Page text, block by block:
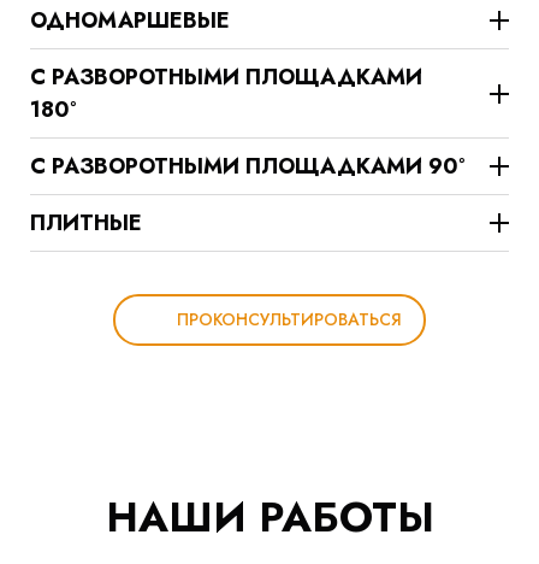
ОДНОМАРШЕВЫЕ
С РАЗВОРОТНЫМИ ПЛОЩАДКАМИ
180°
С РАЗВОРОТНЫМИ ПЛОЩАДКАМИ 90°
ПЛИТНЫЕ
ПРОКОНСУЛЬТИРОВАТЬСЯ
НАШИ РАБОТЫ